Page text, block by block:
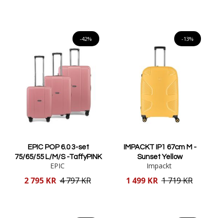
-42%
EPIC POP 6.0 3-set
75/65/55 L/M/S -TaffyPINK
EPIC
Reducerat
2 795 KR 4 797 KR
-13%
IMPACKT IP1 67cm M -
Sunset Yellow
Impackt
Reducerat
1 499 KR 1 719 KR